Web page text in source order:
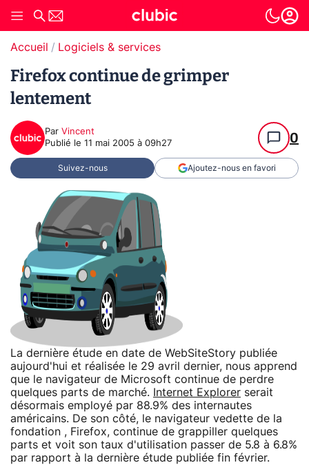
Accueil Logiciels & services
Firefox continue de grimper
lentement
Par Vincent
Publié le 11 mai 2005 à 09h27 0
Suivez-nous Ajoutez-nous en favori
La dernière étude en date de WebSiteStory publiée
aujourd'hui et réalisée le 29 avril dernier, nous apprend
que le navigateur de Microsoft continue de perdre
quelques parts de marché.
Internet Explorer serait
désormais employé par 88.9% des internautes
américains. De son côté, le navigateur vedette de la
fondation , Firefox, continue de grappiller quelques
parts et voit son taux d'utilisation passer de 5.8 à 6.8%
par rapport à la dernière étude publiée fin février.